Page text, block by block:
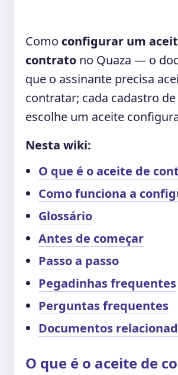
Como configurar um
contrato no Quaza — o
que o assinante precisa
contratar; cada cadastro
escolhe um aceite
Nesta wiki:
O que é o aceite de
Como funciona a
Glossário
Antes de começar
Passo a passo
Pegadinhas frequentes
Perguntas frequentes
Documentos
O que é o aceite de